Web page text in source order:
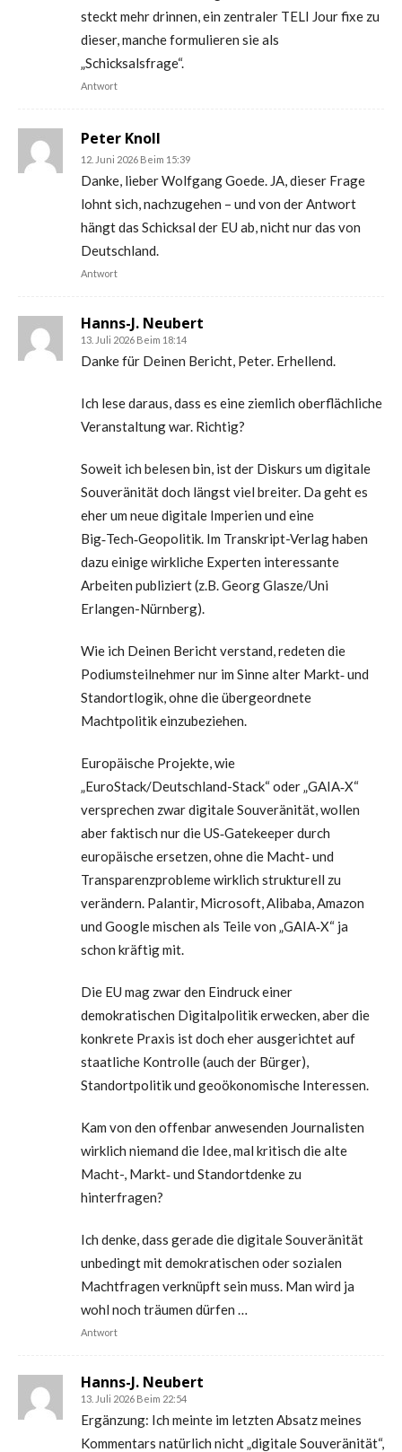
steckt mehr drinnen, ein zentraler TELI Jour fixe zu
dieser, manche formulieren sie als
„Schicksalsfrage“.
Antwort
Peter Knoll
12. Juni 2026 Beim 15:39
Danke, lieber Wolfgang Goede. JA, dieser Frage
lohnt sich, nachzugehen – und von der Antwort
hängt das Schicksal der EU ab, nicht nur das von
Deutschland.
Antwort
Hanns-J. Neubert
13. Juli 2026 Beim 18:14
Danke für Deinen Bericht, Peter. Erhellend.
Ich lese daraus, dass es eine ziemlich oberflächliche
Veranstaltung war. Richtig?
Soweit ich belesen bin, ist der Diskurs um digitale
Souveränität doch längst viel breiter. Da geht es
eher um neue digitale Imperien und eine
Big‑Tech‑Geopolitik. Im Transkript-Verlag haben
dazu einige wirkliche Experten interessante
Arbeiten publiziert (z.B. Georg Glasze/Uni
Erlangen-Nürnberg).
Wie ich Deinen Bericht verstand, redeten die
Podiumsteilnehmer nur im Sinne alter Markt‑ und
Standortlogik, ohne die übergeordnete
Machtpolitik einzubeziehen.
Europäische Projekte, wie
„EuroStack/Deutschland-Stack“ oder „GAIA‑X“
versprechen zwar digitale Souveränität, wollen
aber faktisch nur die US‑Gatekeeper durch
europäische ersetzen, ohne die Macht‑ und
Transparenzprobleme wirklich strukturell zu
verändern. Palantir, Microsoft, Alibaba, Amazon
und Google mischen als Teile von „GAIA‑X“ ja
schon kräftig mit.
Die EU mag zwar den Eindruck einer
demokratischen Digitalpolitik erwecken, aber die
konkrete Praxis ist doch eher ausgerichtet auf
staatliche Kontrolle (auch der Bürger),
Standortpolitik und geoökonomische Interessen.
Kam von den offenbar anwesenden Journalisten
wirklich niemand die Idee, mal kritisch die alte
Macht-, Markt‑ und Standortdenke zu
hinterfragen?
Ich denke, dass gerade die digitale Souveränität
unbedingt mit demokratischen oder sozialen
Machtfragen verknüpft sein muss. Man wird ja
wohl noch träumen dürfen …
Antwort
Hanns-J. Neubert
13. Juli 2026 Beim 22:54
Ergänzung: Ich meinte im letzten Absatz meines
Kommentars natürlich nicht „digitale Souveränität“,